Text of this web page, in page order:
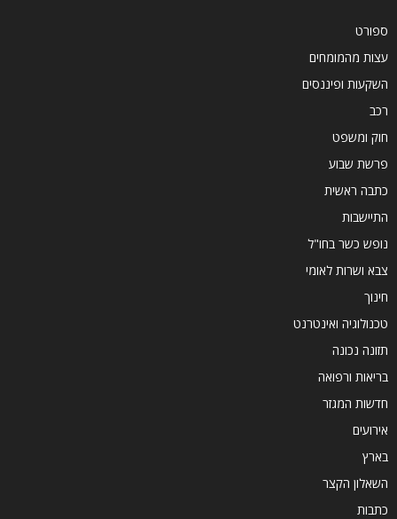
ספורט
עצות מהמומחים
השקעות ופיננסים
רכב
חוק ומשפט
פרשת שבוע
כתבה ראשית
התיישבות
נופש כשר בחו"ל
צבא ושרות לאומי
חינוך
טכנולוגיה ואינטרנט
תזונה נכונה
בריאות ורפואה
חדשות המגזר
אירועים
בארץ
השאלון הקצר
כתבות